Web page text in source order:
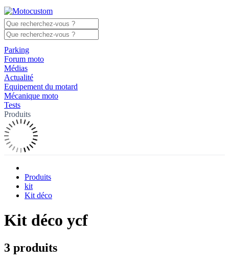
Parking
Forum moto
Médias
Actualité
Equipement du motard
Mécanique moto
Tests
Produits
Produits
kit
Kit déco
Kit déco ycf
3 produits